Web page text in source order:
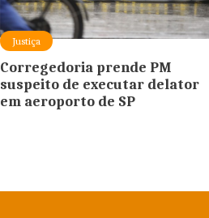
Justiça
Corregedoria prende PM
suspeito de executar delator
em aeroporto de SP